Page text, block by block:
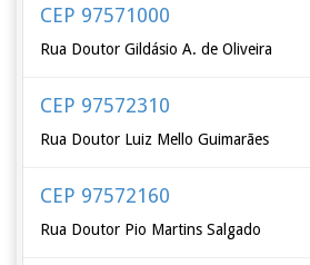
CEP 97571000
Rua Doutor Gildásio A. de Oliveira
CEP 97572310
Rua Doutor Luiz Mello Guimarães
CEP 97572160
Rua Doutor Pio Martins Salgado